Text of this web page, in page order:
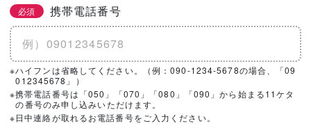
必須 携帯電話番号
※ハイフンは省略してください。（例：090-1234-5678の場合、「09
012345678」）
※携帯電話番号は「050」「070」「080」「090」から始まる11ケタ
の番号のみ申し込みいただけます。
※日中連絡が取れるお電話番号をご入力ください。